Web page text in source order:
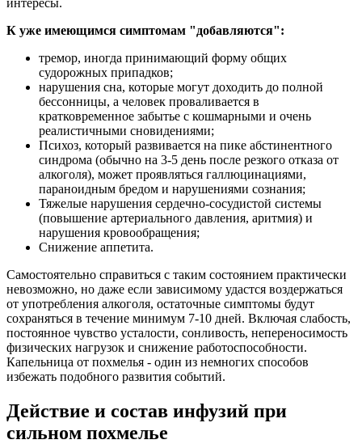
К уже имеющимся симптомам "добавляются":
тремор, иногда принимающий форму общих
судорожных припадков;
нарушения сна, которые могут доходить до полной
бессонницы, а человек проваливается в
кратковременное забытье с кошмарными и очень
реалистичными сновидениями;
Психоз, который развивается на пике абстинентного
синдрома (обычно на 3-5 день после резкого отказа от
алкоголя), может проявляться галлюцинациями,
параноидным бредом и нарушениями сознания;
Тяжелые нарушения сердечно-сосудистой системы
(повышение артериального давления, аритмия) и
нарушения кровообращения;
Снижение аппетита.
Самостоятельно справиться с таким состоянием практически
невозможно, но даже если зависимому удастся воздержаться
от употребления алкоголя, остаточные симптомы будут
сохраняться в течение минимум 7-10 дней. Включая слабость,
постоянное чувство усталости, сонливость, непереносимость
физических нагрузок и снижение работоспособности.
Капельница от похмелья - один из немногих способов
избежать подобного развития событий.
Действие и состав инфузий при
сильном похмелье